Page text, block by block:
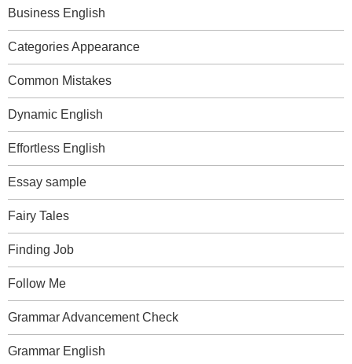
Business English
Categories Appearance
Common Mistakes
Dynamic English
Effortless English
Essay sample
Fairy Tales
Finding Job
Follow Me
Grammar Advancement Check
Grammar English